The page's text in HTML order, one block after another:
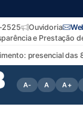
presencial das
Ouvidoria
e Prestação
A- A A+